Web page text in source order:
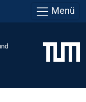
Menü